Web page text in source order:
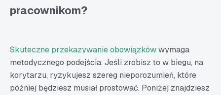
pracownikom?
Skuteczne przekazywanie obowiązkówwymaga
metodycznego podejścia. Jeśli zrobisz to w biegu, na
korytarzu, ryzykujesz szereg nieporozumień, które
później będziesz musiał prostować. Poniżej znajdziesz